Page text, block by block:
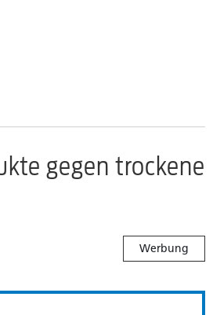
gegen trockene
Werbung